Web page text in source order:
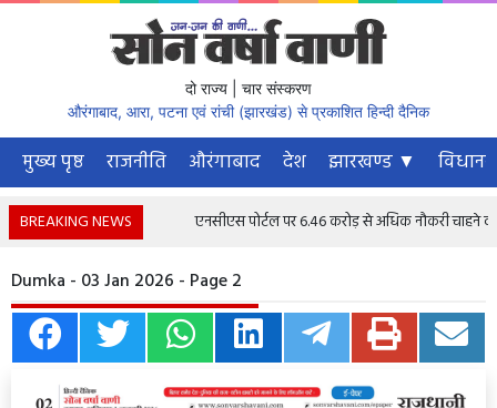
दो राज्य | चार संस्करण
औरंगाबाद, आरा, पटना एवं रांची (झारखंड) से प्रकाशित हिन्दी दैनिक
मुख्य पृष्ठ राजनीति औरंगाबाद देश झारखण्ड ▼
BREAKING NEWS एनसीएस पोर्टल पर 6.46 करोड़ से अधिक नौकरी चाहने
Dumka - 03 Jan 2026 - Page 2